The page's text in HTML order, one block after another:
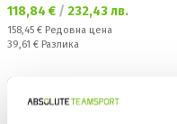
Текуща цена:
118,84 € / 232,43 лв.
Редовна цена:
158,45 € Редовна цена
Спестявате:
39,61 € Разлика